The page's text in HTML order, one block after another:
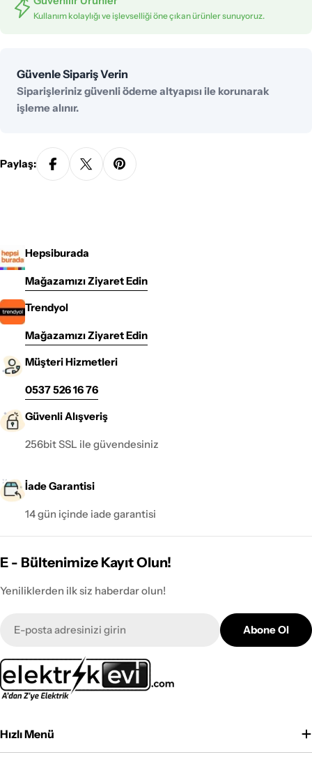
Kullanım kolaylığı ve işlevselliği öne çıkan ürünler sunuyoruz.
Güvenle Sipariş Verin
Ödeme
yöntemleri
Siparişleriniz güvenli ödeme altyapısı ile korunarak
işleme alınır.
Paylaş:
Hepsiburada
Mağazamızı Ziyaret Edin
Trendyol
Mağazamızı Ziyaret Edin
Müşteri Hizmetleri
0537 526 16 76
Güvenli Alışveriş
256bit SSL ile güvendesiniz
İade Garantisi
14 gün içinde iade garantisi
Hızlı Menü
E - Bültenimize Kayıt Olun!
Yeniliklerden ilk siz haberdar olun!
posta
Abone Ol